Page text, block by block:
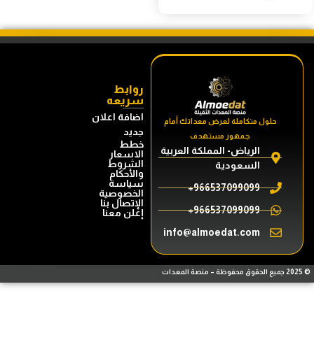
حلول متكاملة لعرض معداتك أمام
جمهور مستهدف
الرياض- المملكة العربية
السعودية
966537099099+
966537099099+
info@almoedat.com
روابط
سريعه
اضافة اعلان
جديد
خطط
الاسعار
الشروط
والأحكام
سياسة
الخصوصية
الإتصال بنا
إعلن معنا